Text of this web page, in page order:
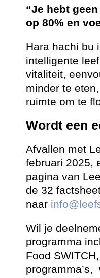
“Je hebt
op 80% en
Hara hachi bu
intelligente
vitaliteit,
minder te
ruimte om te
Wordt een
Afvallen met
februari 2025,
pagina van
de 32
naar
Wil je
programma
Food